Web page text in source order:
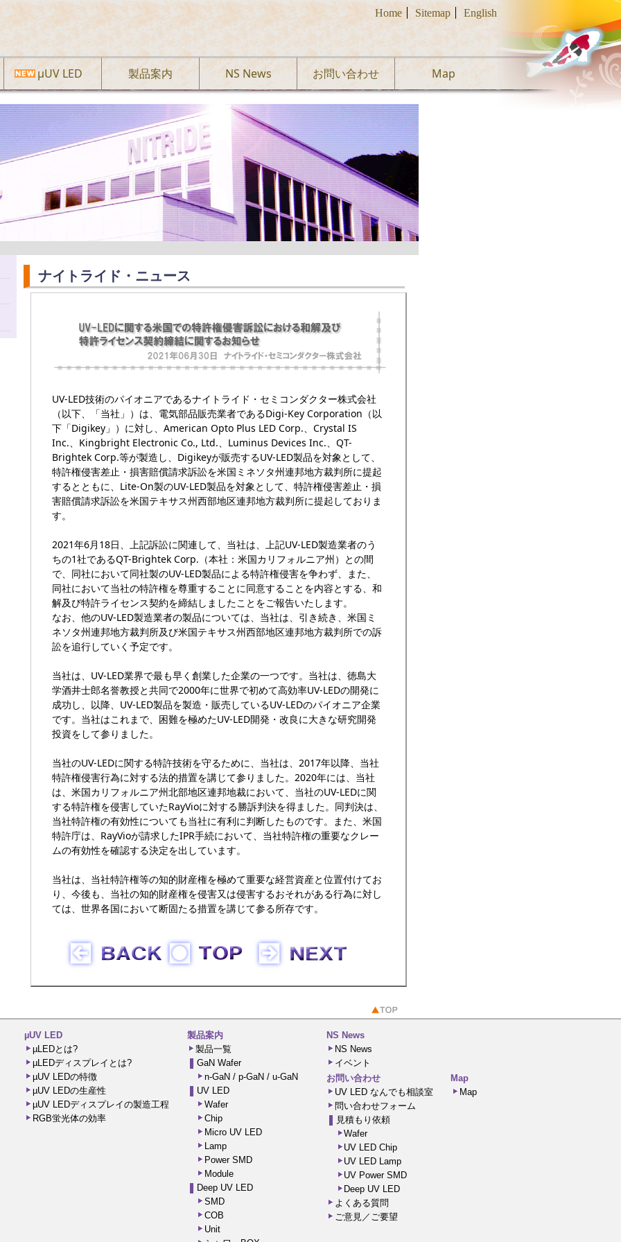
Home Sitemap English
µUV LED 製品案内 NS News お問い合わせ Map
ナイトライド・ニュース
UV-LED技術のパイオニアであるナイトライド・セミコンダクター株式会社
（以下、「当社」）は、電気部品販売業者であるDigi-Key Corporation（以
下「Digikey」）に対し、American Opto Plus LED Corp.、Crystal IS
Inc.、Kingbright Electronic Co., Ltd.、Luminus Devices Inc.、QT-
Brightek Corp.等が製造し、Digikeyが販売するUV-LED製品を対象として、
特許権侵害差止・損害賠償請求訴訟を米国ミネソタ州連邦地方裁判所に提起
するとともに、Lite-On製のUV-LED製品を対象として、特許権侵害差止・損
害賠償請求訴訟を米国テキサス州西部地区連邦地方裁判所に提起しておりま
す。
2021年6月18日、上記訴訟に関連して、当社は、上記UV-LED製造業者のう
ちの1社であるQT-Brightek Corp.（本社：米国カリフォルニア州）との間
で、同社において同社製のUV-LED製品による特許権侵害を争わず、また、
同社において当社の特許権を尊重することに同意することを内容とする、和
解及び特許ライセンス契約を締結しましたことをご報告いたします。
なお、他のUV-LED製造業者の製品については、当社は、引き続き、米国ミ
ネソタ州連邦地方裁判所及び米国テキサス州西部地区連邦地方裁判所での訴
訟を追行していく予定です。
当社は、UV-LED業界で最も早く創業した企業の一つです。当社は、徳島大
学酒井士郎名誉教授と共同で2000年に世界で初めて高効率UV-LEDの開発に
成功し、以降、UV-LED製品を製造・販売しているUV-LEDのパイオニア企業
です。当社はこれまで、困難を極めたUV-LED開発・改良に大きな研究開発
投資をして参りました。
当社のUV-LEDに関する特許技術を守るために、当社は、2017年以降、当社
特許権侵害行為に対する法的措置を講じて参りました。2020年には、当社
は、米国カリフォルニア州北部地区連邦地裁において、当社のUV-LEDに関
する特許権を侵害していたRayVioに対する勝訴判決を得ました。同判決は、
当社特許権の有効性についても当社に有利に判断したものです。また、米国
特許庁は、RayVioが請求したIPR手続において、当社特許権の重要なクレー
ムの有効性を確認する決定を出しています。
当社は、当社特許権等の知的財産権を極めて重要な経営資産と位置付けてお
り、今後も、当社の知的財産権を侵害又は侵害するおそれがある行為に対し
ては、世界各国において断固たる措置を講じて参る所存です。
µUV LED
µLEDとは?
µLEDディスプレイとは?
µUV LEDの特徴
µUV LEDの生産性
µUV LEDディスプレイの製造工程
RGB蛍光体の効率
製品案内
製品一覧
GaN Wafer
n-GaN / p-GaN / u-GaN
UV LED
Wafer
Chip
Micro UV LED
Lamp
Power SMD
Module
Deep UV LED
SMD
COB
Unit
NS News
NS News
イベント
お問い合わせ
UV LED なんでも相談室
問い合わせフォーム
見積もり依頼
Wafer
UV LED Chip
UV LED Lamp
UV Power SMD
Deep UV LED
よくある質問
ご意見／ご要望
Map
Map